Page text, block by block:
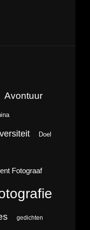
Avontuur
Doel
Fotograaf
gedichten